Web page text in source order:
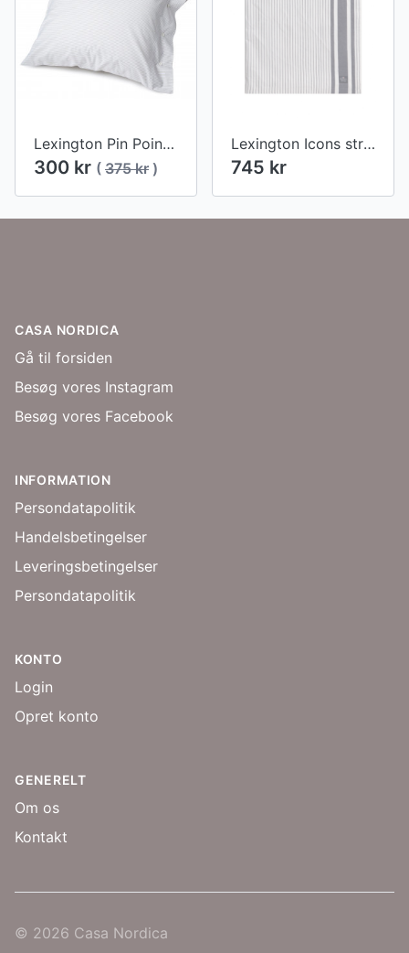
Lexington Pin Point Gray/White Pudebetræk
300 kr ( 375 kr )
Lexington Icons stribet oxforddug, hvid/blå
745 kr
CASA NORDICA
Gå til forsiden
Besøg vores Instagram
Besøg vores Facebook
INFORMATION
Persondatapolitik
Handelsbetingelser
Leveringsbetingelser
Persondatapolitik
KONTO
Login
Opret konto
GENERELT
Om os
Kontakt
© 2026 Casa Nordica